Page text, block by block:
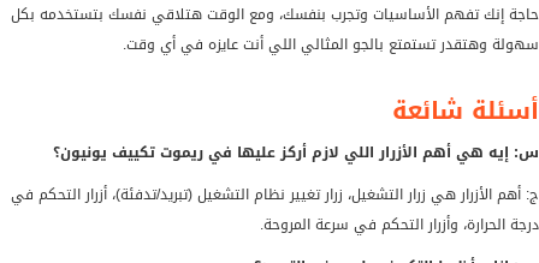
حاجة إنك تفهم الأساسيات وتجرب بنفسك، ومع الوقت هتلاقي نفسك بتستخدمه بكل
سهولة وهتقدر تستمتع بالجو المثالي اللي أنت عايزه في أي وقت.
أسئلة شائعة
س: إيه هي أهم الأزرار اللي لازم أركز عليها في ريموت تكييف يونيون؟
ج: أهم الأزرار هي زرار التشغيل، زرار تغيير نظام التشغيل (تبريد/تدفئة)، أزرار التحكم في
درجة الحرارة، وأزرار التحكم في سرعة المروحة.